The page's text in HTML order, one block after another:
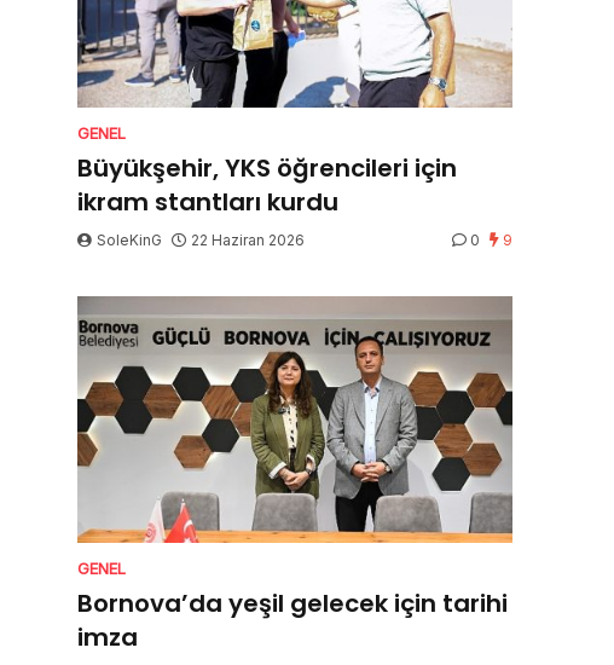
GENEL
Büyükşehir, YKS öğrencileri için
ikram stantları kurdu
SoleKinG 22 Haziran 2026 0 9
GENEL
Bornova’da yeşil gelecek için tarihi
imza